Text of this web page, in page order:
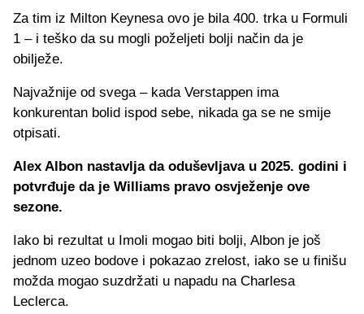
Za tim iz Milton Keynesa ovo je bila 400. trka u Formuli
1 – i teško da su mogli poželjeti bolji način da je
obilježe.
Najvažnije od svega – kada Verstappen ima
konkurentan bolid ispod sebe, nikada ga se ne smije
otpisati.
Alex Albon nastavlja da oduševljava u 2025. godini i
potvrđuje da je Williams pravo osvježenje ove
sezone.
Iako bi rezultat u Imoli mogao biti bolji, Albon je još
jednom uzeo bodove i pokazao zrelost, iako se u finišu
možda mogao suzdržati u napadu na Charlesa
Leclerca.